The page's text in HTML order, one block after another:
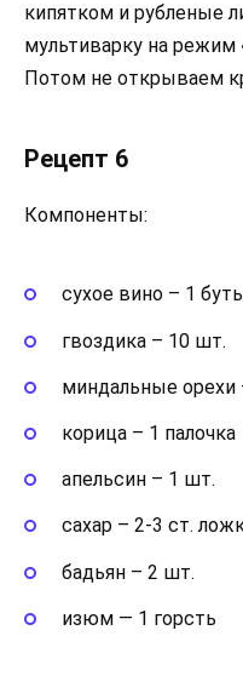
кипятком и рубленые
мультиварку на режим
Потом не открываем
Рецепт 6
Компоненты:
сухое вино – 1
гвоздика – 10 шт.
миндальные орехи
корица – 1 палочка
апельсин – 1 шт.
сахар – 2-3 ст.
бадьян – 2 шт.
изюм — 1 горсть